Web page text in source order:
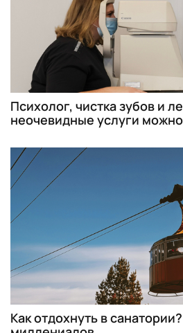
Психолог, чистка зубов и
неочевидные услуги
Как отдохнуть в